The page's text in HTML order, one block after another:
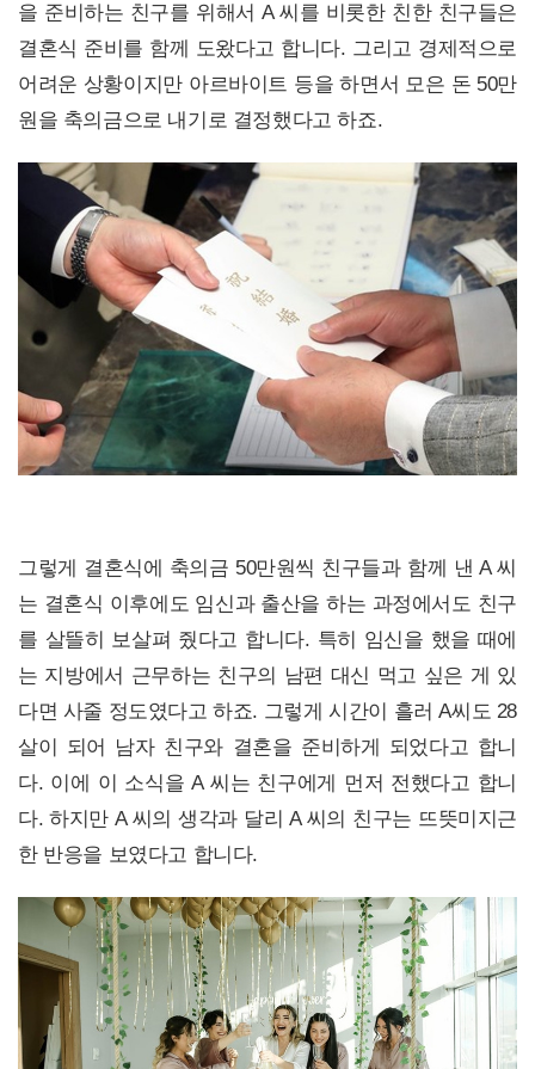
을 준비하는 친구를 위해서 A 씨를 비롯한 친한 친구들은
결혼식 준비를 함께 도왔다고 합니다. 그리고 경제적으로
어려운 상황이지만 아르바이트 등을 하면서 모은 돈 50만
원을 축의금으로 내기로 결정했다고 하죠.
그렇게 결혼식에 축의금 50만원씩 친구들과 함께 낸 A 씨
는 결혼식 이후에도 임신과 출산을 하는 과정에서도 친구
를 살뜰히 보살펴 줬다고 합니다. 특히 임신을 했을 때에
는 지방에서 근무하는 친구의 남편 대신 먹고 싶은 게 있
다면 사줄 정도였다고 하죠. 그렇게 시간이 흘러 A씨도 28
살이 되어 남자 친구와 결혼을 준비하게 되었다고 합니
다. 이에 이 소식을 A 씨는 친구에게 먼저 전했다고 합니
다. 하지만 A 씨의 생각과 달리 A 씨의 친구는 뜨뜻미지근
한 반응을 보였다고 합니다.